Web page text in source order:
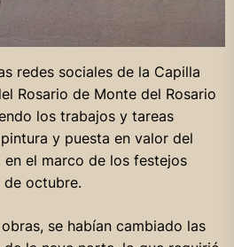
redes sociales de la Capilla
Rosario de Monte del Rosario
los trabajos y tareas
y puesta en valor del
el marco de los festejos
de octubre.
se habían cambiado las